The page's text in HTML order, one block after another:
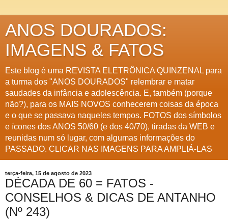
ANOS DOURADOS:
IMAGENS & FATOS
Este blog é uma REVISTA ELETRÔNICA QUINZENAL para
a turma dos "ANOS DOURADOS" relembrar e matar
saudades da infância e adolescência. E, também (porque
não?), para os MAIS NOVOS conhecerem coisas da época
e o que se passava naqueles tempos. FOTOS dos símbolos
e ícones dos ANOS 50/60 (e dos 40/70), tiradas da WEB e
reunidas num só lugar, com algumas informações do
PASSADO. CLICAR NAS IMAGENS PARA AMPLIÁ-LAS
terça-feira, 15 de agosto de 2023
DÉCADA DE 60 = FATOS -
CONSELHOS & DICAS DE ANTANHO
(Nº 243)